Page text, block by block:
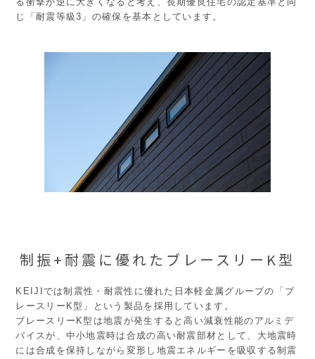
じ「耐震等級3」の確保を基本としています。
制振+耐震に優れたブレースリーK型
KEIJIでは制震性・耐震性に優れた日本軽金属グループの「ブ
レースリーK型」という製品を採用しています。
ブレースリーK型は地震が発生すると高い減衰性能のアルミデ
バイスが、中小地震時は合成の高い耐震部材として、大地震時
には合成を保持しながら変形し地震エネルギーを吸収する制震